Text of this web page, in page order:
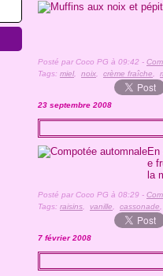
Posté par Coco PG à 09:42 -
Tags: miel, noix crème fraîche
23 septembre 2008
e
la
Posté par Coco PG à 08:29 -
Tags: raisins vanille cassonade
7 février 2008